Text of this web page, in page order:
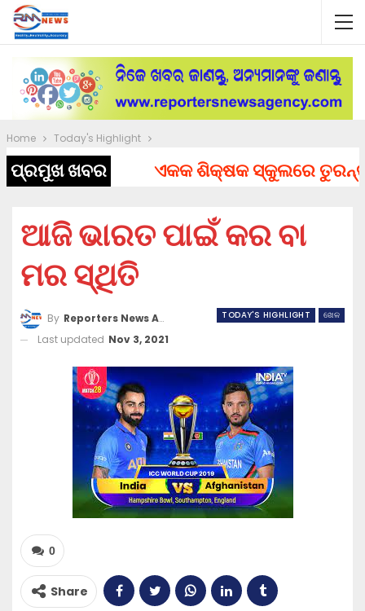
Home Today's Highlight
ପ୍ରମୁଖ ଖବର ଏକକ ଶିକ୍ଷକ ସ୍କୁଲରେ ତୁରନ୍ତ
ଆଜି ଭାରତ ପାଇଁ କର ବା
ମର ସ୍ଥିତି
TODAY'S HIGHLIGHT ଖେଳ
By Reporters News Agency
Last updated Nov 3, 2021
0
Share